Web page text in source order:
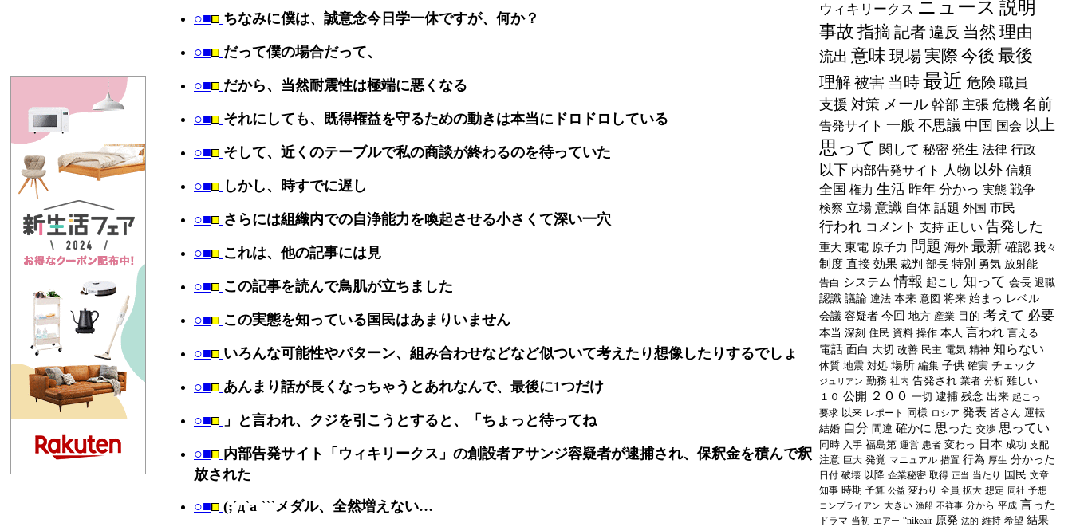
○■ ちなみに僕は、誠意念今日学一休ですが、何か？
○■ だって僕の場合だって、
○■ だから、当然耐震性は極端に悪くなる
○■ それにしても、既得権益を守るための動きは本当にドロドロしている
○■ そして、近くのテーブルで私の商談が終わるのを待っていた
○■ しかし、時すでに遅し
○■ さらには組織内での自浄能力を喚起させる小さくて深い一穴
○■ これは、他の記事には見
○■ この記事を読んで鳥肌が立ちました
○■ この実態を知っている国民はあまりいません
○■ いろんな可能性やパターン、組み合わせなどなど似ついて考えたり想像したりするでしょ
○■ あんまり話が長くなっちゃうとあれなんで、最後に1つだけ
○■ 」と言われ、クジを引こうとすると、「ちょっと待ってね
○■ 内部告発サイト「ウィキリークス」の創設者アサンジ容疑者が逮捕され、保釈金を積んで釈
放された
○■ (;´д`a ```メダル、全然増えない…
ウィキリークス ニュース 説明
事故 指摘記者違反 当然 理由
流出 意味 現場実際 今後 最後
理解被害 当時最近 危険 職員
支援 対策 メール 幹部 主張 危機 名前
告発サイト 一般 不思議 中国 国会 以上
思って 関して 秘密 発生 法律 行政
以下 内部告発サイト 人物 以外 信頼
全国 権力 生活 昨年 分かっ 実態 戦争
検察 立場 意識 自体 話題 外国 市民
行われ コメント 支持 正しい 告発した
重大 東電 原子力 問題 海外 最新 確認 我々
制度 直接 効果 裁判 部長 特別 勇気 放射能
告白 システム 情報 起こし 知って 会長 退職
認識 議論 違法 本来 意図 将来 始まっ レベル
会議 容疑者 今回 地方 産業 目的 考えて 必要
本当 深刻 住民 資料 操作 本人 言われ 言える
電話 面白 大切 改善 民主 電気 精神 知らない
体質 地震 対処 場所 編集 子供 確実 チェック
ジュリアン 勤務 社内 告発され 業者 分析 難しい
１０ 公開 ２００ 一切 逮捕 残念 出来 起こっ
要求 以来 レポート 同様 ロシア 発表 皆さん 運転
結婚 自分 間違 確かに 思った 交渉 思ってい
同時 入手 福島第 運営 患者 変わっ 日本 成功 支配
注意 巨大 発覚 マニュアル 措置 行為 厚生 分かった
日付 破壊 以降 企業秘密 取得 正当 当たり 国民 文章
知事 時期 予算 公益 変わり 全員 拡大 想定 同社 予想
コンプライアン 大きい 漁船 不祥事 分から 平成 言った
ドラマ 当初 エアー “nikeair 原発 法的 維持 希望 結果